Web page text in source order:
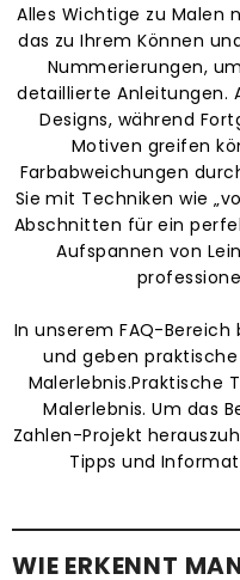
Alles Wichtige zu Malen
das zu Ihrem Können
Nummerierungen,
detaillierte Anleitungen.
Designs, während
Motiven greifen
Farbabweichungen
Sie mit Techniken wie
Abschnitten für ein
Aufspannen von
In unserem FAQ-
und geben
Malerlebnis.Praktische
Malerlebnis. Um das
Zahlen-Projekt
Tipps und
WIE ERKENNT